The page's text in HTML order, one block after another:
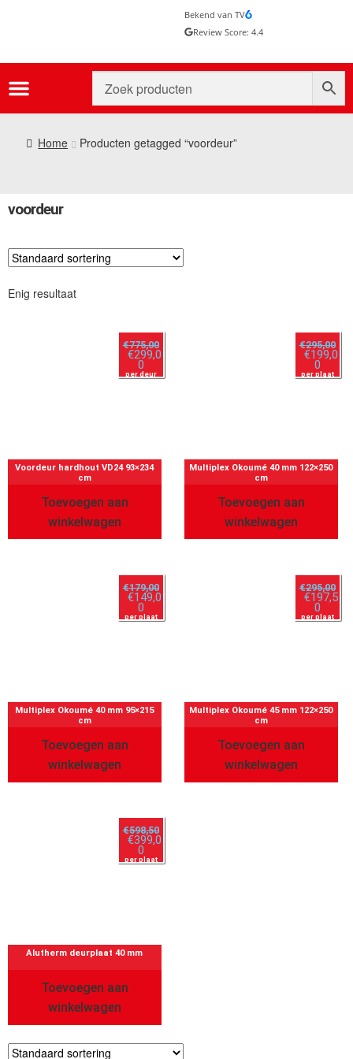
Bekend van TV
Review Score: 4.4
Home Producten getagged “voordeur”
voordeur
Enig resultaat
Voordeur hardhout VD24 93×234
cm
€775,00
€299,0
0
per deur
Toevoegen aan
winkelwagen
Multiplex Okoumé 40 mm 122×250
cm
€295,00
€199,0
0
per plaat
Toevoegen aan
winkelwagen
Multiplex Okoumé 40 mm 95×215
cm
€179,00
€149,0
0
per plaat
Toevoegen aan
winkelwagen
Multiplex Okoumé 45 mm 122×250
cm
€295,00
€197,5
0
per plaat
Toevoegen aan
winkelwagen
Alutherm deurplaat 40 mm
€598,50
€399,0
0
per plaat
Toevoegen aan
winkelwagen